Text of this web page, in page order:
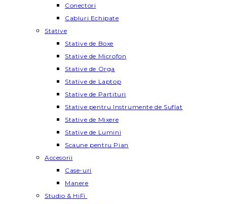
Conectori
Cabluri Echipate
Stative
Stative de Boxe
Stative de Microfon
Stative de Orga
Stative de Laptop
Stative de Partituri
Stative pentru Instrumente de Suflat
Stative de Mixere
Stative de Lumini
Scaune pentru Pian
Accesorii
Case-uri
Manere
Studio & HiFi